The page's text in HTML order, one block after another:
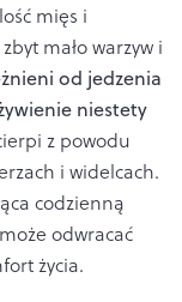
mięs i
mało warzyw i
od jedzenia
niestety
z powodu
i widelcach.
codzienną
odwracać
życia.